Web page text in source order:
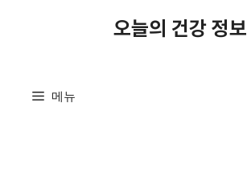
오늘의 건강 정보
메뉴